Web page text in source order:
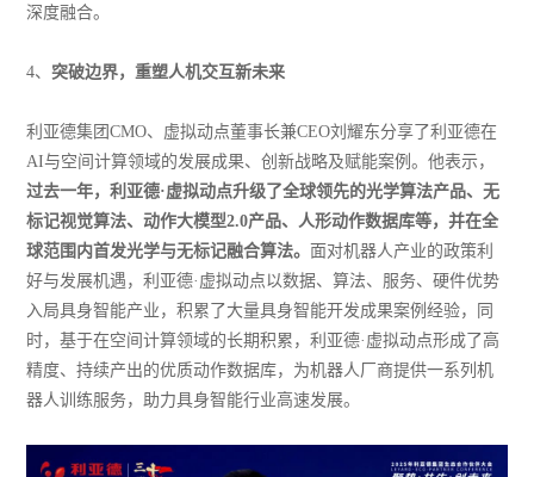
深度融合。
4、突破边界，重塑人机交互新未来
利亚德集团CMO、虚拟动点董事长兼CEO刘耀东分享了利亚德在
AI与空间计算领域的发展成果、创新战略及赋能案例。他表示，
过去一年，利亚德·虚拟动点升级了全球领先的光学算法产品、无
标记视觉算法、动作大模型2.0产品、人形动作数据库等，并在全
球范围内首发光学与无标记融合算法。 面对机器人产业的政策利
好与发展机遇，利亚德·虚拟动点以数据、算法、服务、硬件优势
入局具身智能产业，积累了大量具身智能开发成果案例经验，同
时，基于在空间计算领域的长期积累，利亚德·虚拟动点形成了高
精度、持续产出的优质动作数据库，为机器人厂商提供一系列机
器人训练服务，助力具身智能行业高速发展。